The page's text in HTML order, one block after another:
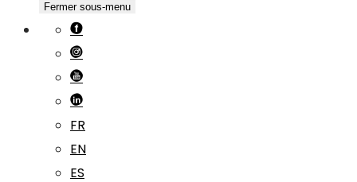
Fermer sous-menu
FR
EN
ES